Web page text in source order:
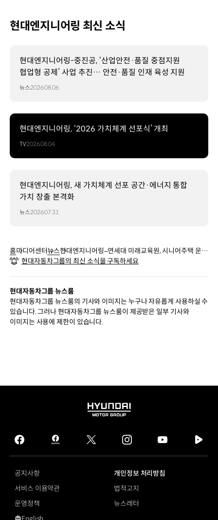
현대엔지니어링 최신 소식
현대엔지니어링-중진공, ‘산업안전·품질 중점지원
협업형 공제’ 사업 추진… 안전·품질 인재 육성 지원
뉴스2026.08.06
현대엔지니어링, ‘2026 가치체계 선포식’ 개최
TV2026.08.04
현대엔지니어링, 새 가치체계 선포 공간·에너지 통합
가치 창출 본격화
뉴스2026.07.31
홈미디어센터뉴스현대엔지니어링–연세대 미래교육원, 시니어주택 운영
사업 협력 MOU 체결
현대자동차그룹의 최신 소식을 구독하세요
현대자동차그룹 뉴스룸
현대자동차그룹 뉴스룸의 기사와 이미지는 누구나 자유롭게 사용하실 수
있습니다. 그러나 현대자동차그룹 뉴스룸이 제공받은 일부 기사와
이미지는 사용에 제한이 있습니다.
HYUNDAI
GROUP
facebook
hmg
journal
twitter instagram
tv
공지사항
개인정보 처리방침
서비스 이용약관
법적고지
운영정책
뉴스레터